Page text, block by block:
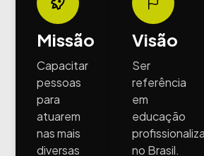
Missão
Capacitar
pessoas
para
atuarem
nas mais
diversas
Visão
Ser
referência
em
educação
no Brasil.